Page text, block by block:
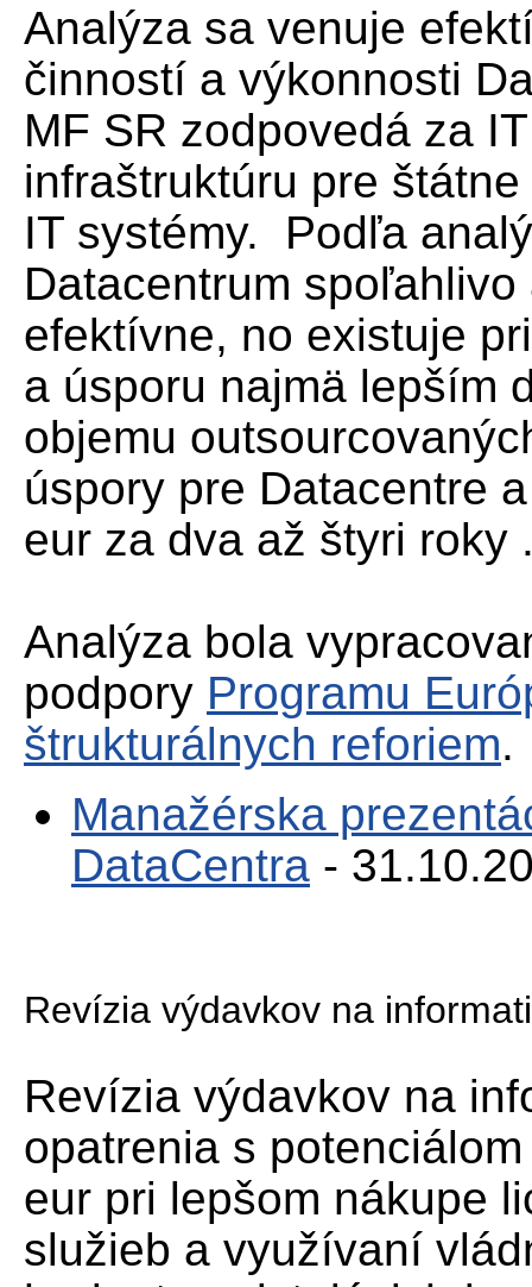
Analýza sa venuje
činností a výkonnosti
MF SR zodpovedá za
infraštruktúru pre
IT systémy. Podľa
Datacentrum
efektívne, no existuje
a úsporu najmä lepším
objemu
úspory pre Datacentre
eur za dva až štyri roky
Analýza bola
podpory Programu
štrukturálnych reforiem.
Manažérska
DataCentra -
Revízia výdavkov na
Revízia výdavkov na
opatrenia s
eur pri lepšom nákupe
služieb a využívaní